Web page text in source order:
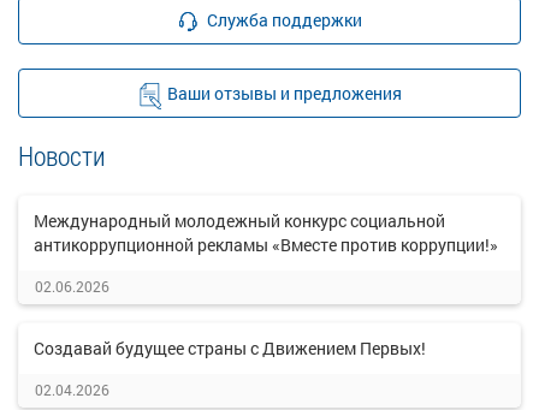
Служба поддержки
Ваши отзывы и предложения
Новости
Международный молодежный конкурс социальной
антикоррупционной рекламы «Вместе против коррупции!»
02.06.2026
Создавай будущее страны с Движением Первых!
02.04.2026